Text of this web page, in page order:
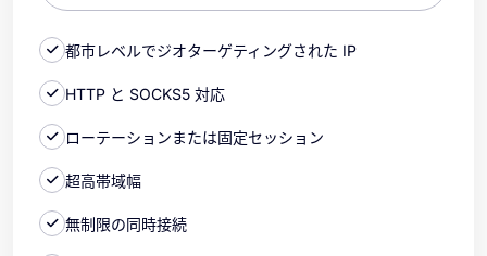
都市レベルでジオターゲティングされた IP
HTTP と SOCKS5 対応
ローテーションまたは固定セッション
超高帯域幅
無制限の同時接続